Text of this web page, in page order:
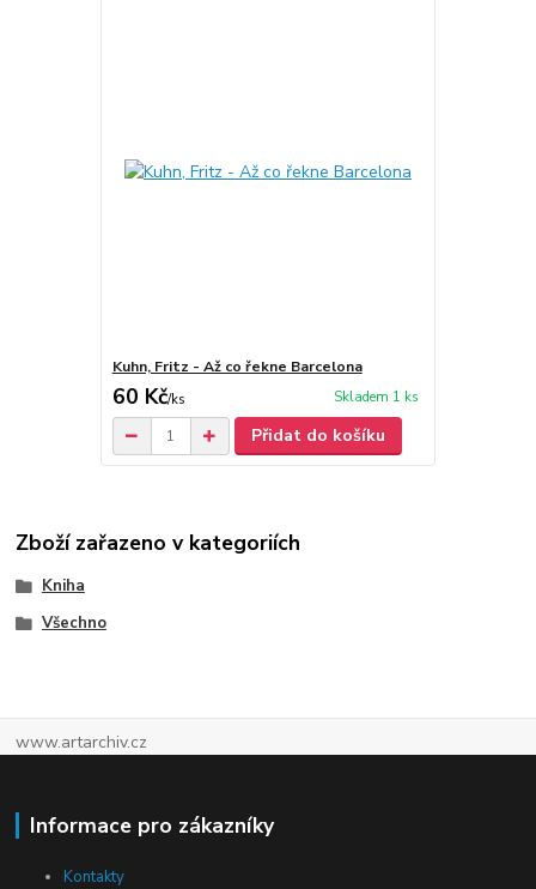
Kuhn, Fritz - Až co řekne Barcelona
60 Kč/ks Skladem 1 ks
Přidat do košíku
Zboží zařazeno v kategoriích
Kniha
Všechno
www.artarchiv.cz
Informace pro zákazníky
Kontakty